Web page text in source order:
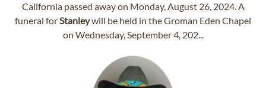
California passed away on Monday, August 26, 2024. A
funeral forStanleywill be held in the Groman Eden Chapel
on Wednesday, September 4, 202...